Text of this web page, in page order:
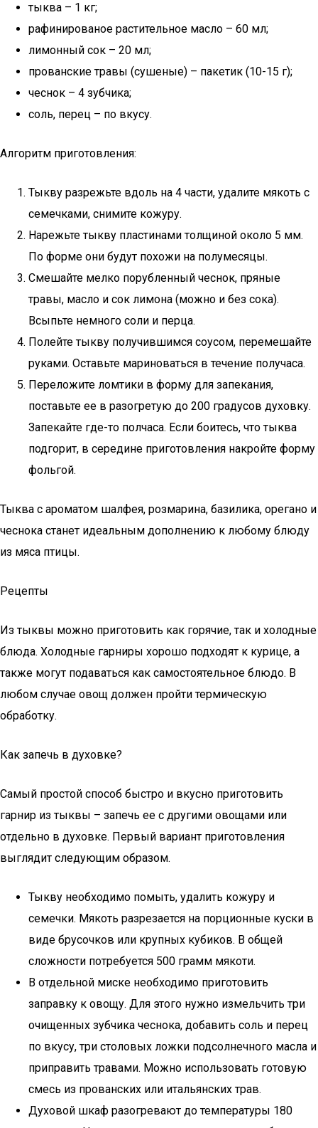
тыква – 1 кг;
рафинированое растительное масло – 60 мл;
лимонный сок – 20 мл;
прованские травы (сушеные) – пакетик (10-15 г);
чеснок – 4 зубчика;
соль, перец – по вкусу.
Алгоритм приготовления:
Тыкву разрежьте вдоль на 4 части, удалите мякоть с
семечками, снимите кожуру.
Нарежьте тыкву пластинами толщиной около 5 мм.
По форме они будут похожи на полумесяцы.
Смешайте мелко порубленный чеснок, пряные
травы, масло и сок лимона (можно и без сока).
Всыпьте немного соли и перца.
Полейте тыкву получившимся соусом, перемешайте
руками. Оставьте мариноваться в течение получаса.
Переложите ломтики в форму для запекания,
поставьте ее в разогретую до 200 градусов духовку.
Запекайте где-то полчаса. Если боитесь, что тыква
подгорит, в середине приготовления накройте форму
фольгой.
Тыква с ароматом шалфея, розмарина, базилика, орегано и
чеснока станет идеальным дополнению к любому блюду
из мяса птицы.
Рецепты
Из тыквы можно приготовить как горячие, так и холодные
блюда. Холодные гарниры хорошо подходят к курице, а
также могут подаваться как самостоятельное блюдо. В
любом случае овощ должен пройти термическую
обработку.
Как запечь в духовке?
Самый простой способ быстро и вкусно приготовить
гарнир из тыквы – запечь ее с другими овощами или
отдельно в духовке. Первый вариант приготовления
выглядит следующим образом.
Тыкву необходимо помыть, удалить кожуру и
семечки. Мякоть разрезается на порционные куски в
виде брусочков или крупных кубиков. В общей
сложности потребуется 500 грамм мякоти.
В отдельной миске необходимо приготовить
заправку к овощу. Для этого нужно измельчить три
очищенных зубчика чеснока, добавить соль и перец
по вкусу, три столовых ложки подсолнечного масла и
приправить травами. Можно использовать готовую
смесь из прованских или итальянских трав.
Духовой шкаф разогревают до температуры 180